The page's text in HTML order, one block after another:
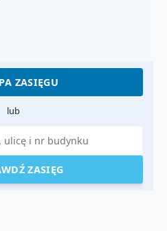
ZASIĘGU
lub
ZASIĘG